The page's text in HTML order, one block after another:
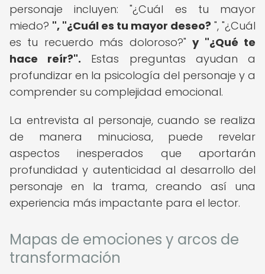
personaje incluyen: "¿Cuál es tu mayor
miedo? ", "¿Cuál es tu mayor deseo? ", "¿Cuál
es tu recuerdo más doloroso?"y "¿Qué te
hace reír?". Estas preguntas ayudan a
profundizar en la psicología del personaje y a
comprender su complejidad emocional.
La entrevista al personaje, cuando se realiza
de manera minuciosa, puede revelar
aspectos inesperados que aportarán
profundidad y autenticidad al desarrollo del
personaje en la trama, creando así una
experiencia más impactante para el lector.
Mapas de emociones y arcos de
transformación